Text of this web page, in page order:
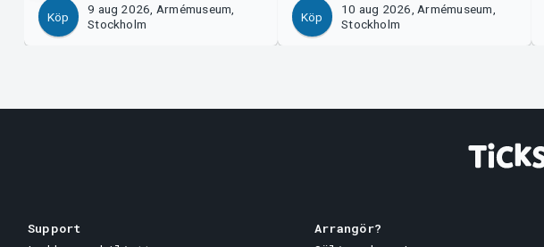
Köp
9 aug 2026, Armémuseum,
Stockholm
Köp
10 aug 2026, Armémuseum,
Stockholm
Support
Arrangör?